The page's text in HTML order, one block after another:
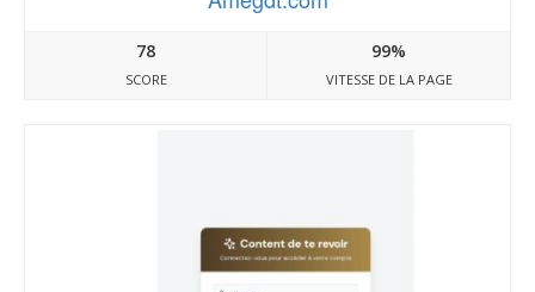
78
SCORE
99%
VITESSE DE LA PAGE